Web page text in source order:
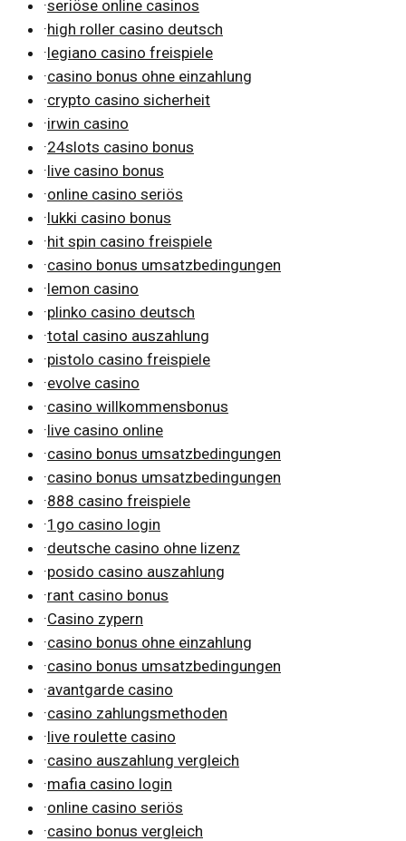
·seriöse online casinos
·high roller casino deutsch
·legiano casino freispiele
·casino bonus ohne einzahlung
·crypto casino sicherheit
·irwin casino
·24slots casino bonus
·live casino bonus
·online casino seriös
·lukki casino bonus
·hit spin casino freispiele
·casino bonus umsatzbedingungen
·lemon casino
·plinko casino deutsch
·total casino auszahlung
·pistolo casino freispiele
·evolve casino
·casino willkommensbonus
·live casino online
·casino bonus umsatzbedingungen
·casino bonus umsatzbedingungen
·888 casino freispiele
·1go casino login
·deutsche casino ohne lizenz
·posido casino auszahlung
·rant casino bonus
·Casino zypern
·casino bonus ohne einzahlung
·casino bonus umsatzbedingungen
·avantgarde casino
·casino zahlungsmethoden
·live roulette casino
·casino auszahlung vergleich
·mafia casino login
·online casino seriös
·casino bonus vergleich